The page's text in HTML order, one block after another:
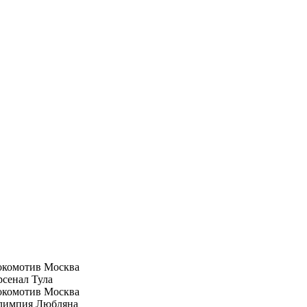
Москва
Тула
Москва
Любляна